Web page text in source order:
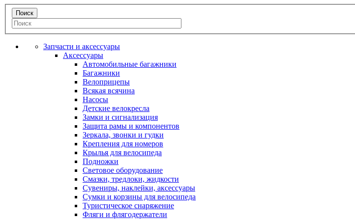
Запчасти и аксессуары
Аксессуары
Автомобильные багажники
Багажники
Велоприцепы
Всякая всячина
Насосы
Детские велокресла
Замки и сигнализация
Защита рамы и компонентов
Зеркала, звонки и гудки
Крепления для номеров
Крылья для велосипеда
Подножки
Световое оборудование
Смазки, тредлоки, жидкости
Сувениры, наклейки, аксессуары
Сумки и корзины для велосипеда
Туристическое снаряжение
Фляги и флягодержатели